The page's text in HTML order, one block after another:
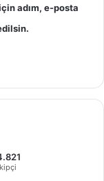
adım, e-posta